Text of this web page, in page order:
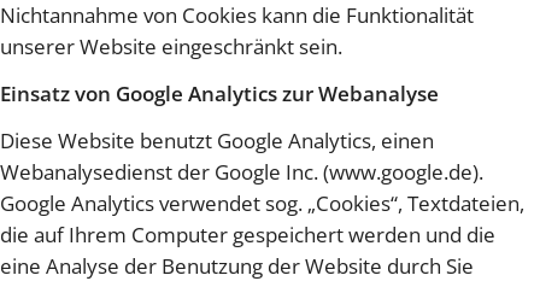
Nichtannahme von Cookies kann die Funktionalität
unserer Website eingeschränkt sein.
Einsatz von Google Analytics zur Webanalyse
Diese Website benutzt Google Analytics, einen
Webanalysedienst der Google Inc. (www.google.de).
Google Analytics verwendet sog. „Cookies“, Textdateien,
die auf Ihrem Computer gespeichert werden und die
eine Analyse der Benutzung der Website durch Sie